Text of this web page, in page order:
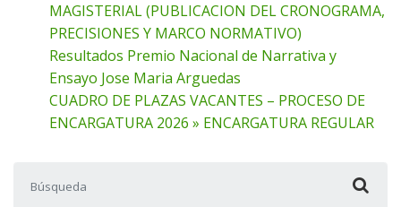
MAGISTERIAL (PUBLICACION DEL CRONOGRAMA,
PRECISIONES Y MARCO NORMATIVO)
Resultados Premio Nacional de Narrativa y
Ensayo Jose Maria Arguedas
CUADRO DE PLAZAS VACANTES – PROCESO DE
ENCARGATURA 2026 » ENCARGATURA REGULAR